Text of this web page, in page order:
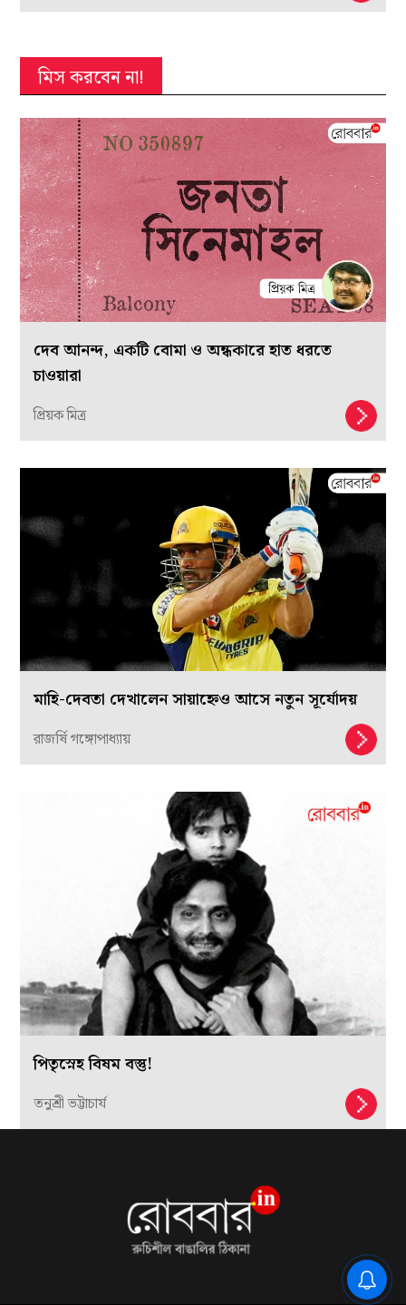
মিস করবেন না!
দেব আনন্দ, একটি বোমা ও অন্ধকারে হাত ধরতে
চাওয়ারা
প্রিয়ক মিত্র
মাহি-দেবতা দেখালেন সায়াহ্নেও আসে নতুন সূর্যোদয়
রাজর্ষি গঙ্গোপাধ্যায়
পিতৃস্নেহ বিষম বস্তু!
তনুশ্রী ভট্টাচার্য